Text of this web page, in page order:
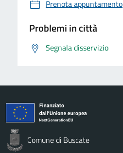
Prenota appuntamento
Problemi in città
Segnala disservizio
Comune di Buscate